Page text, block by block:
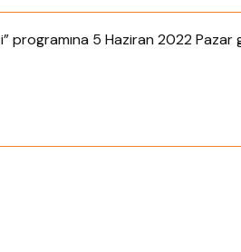
programına 5 Haziran 2022 Pazar